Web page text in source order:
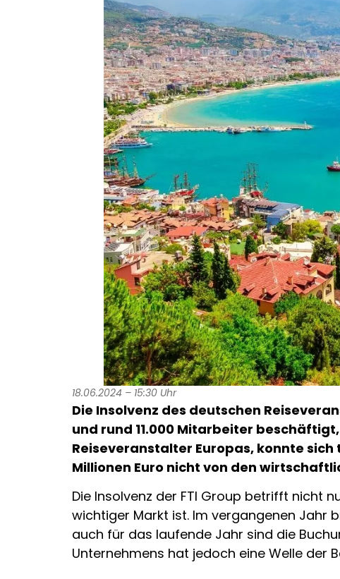
18.06.2024 – 15:30 Uhr
Die Insolvenz des deutschen
und rund 11.000 Mitarbeiter
Reiseveranstalter Europas, konnte
Millionen Euro nicht von den
Die Insolvenz der FTI Group betrifft nicht
wichtiger Markt ist. Im vergangenen Jahr
auch für das laufende Jahr sind die
Unternehmens hat jedoch eine Welle der